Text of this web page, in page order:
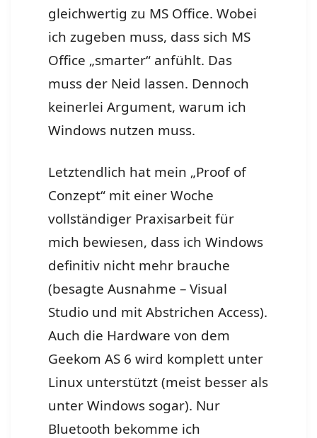
gleichwertig zu MS Office. Wobei
ich zugeben muss, dass sich MS
Office „smarter“ anfühlt. Das
muss der Neid lassen. Dennoch
keinerlei Argument, warum ich
Windows nutzen muss.
Letztendlich hat mein „Proof of
Conzept“ mit einer Woche
vollständiger Praxisarbeit für
mich bewiesen, dass ich Windows
definitiv nicht mehr brauche
(besagte Ausnahme – Visual
Studio und mit Abstrichen Access).
Auch die Hardware von dem
Geekom AS 6 wird komplett unter
Linux unterstützt (meist besser als
unter Windows sogar). Nur
Bluetooth bekomme ich